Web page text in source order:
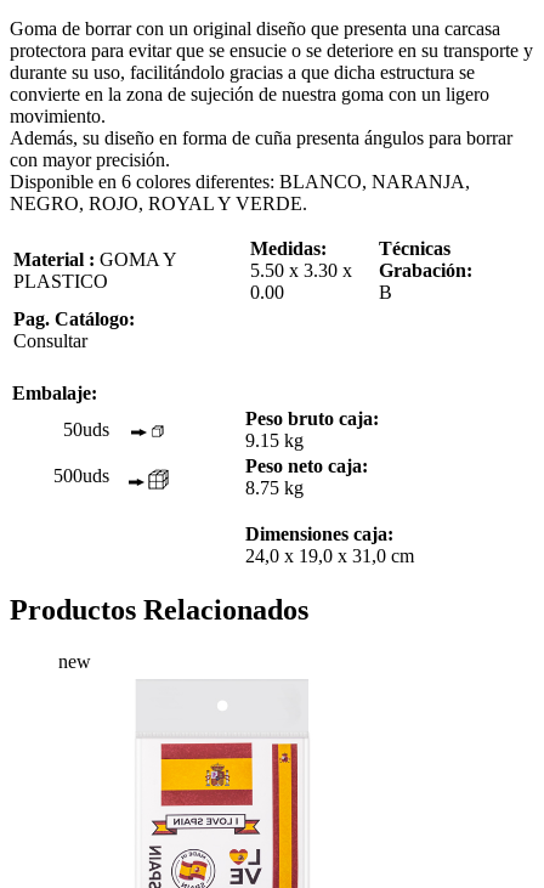
Goma de borrar con un original diseño que presenta una carcasa
protectora para evitar que se ensucie o se deteriore en su transporte y
durante su uso, facilitándolo gracias a que dicha estructura se
convierte en la zona de sujeción de nuestra goma con un ligero
movimiento.
Además, su diseño en forma de cuña presenta ángulos para borrar
con mayor precisión.
Disponible en 6 colores diferentes: BLANCO, NARANJA,
NEGRO, ROJO, ROYAL Y VERDE.
Material : GOMA Y
PLASTICO
Medidas:
5.50 x 3.30 x
0.00
Técnicas
Grabación:
B
Pag. Catálogo:
Consultar
Embalaje:
50uds
Peso bruto caja:
9.15 kg
500uds
Peso neto caja:
8.75 kg
Dimensiones caja:
24,0 x 19,0 x 31,0 cm
Productos Relacionados
new